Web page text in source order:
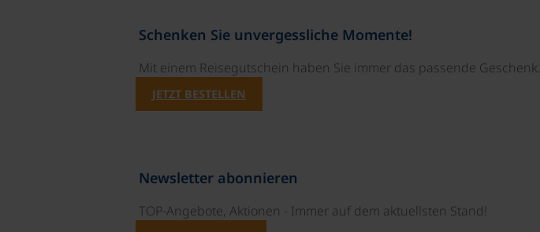
Schenken Sie unvergessliche Momente!
Mit einem Reisegutschein haben Sie immer das passende Geschenk.
JETZT BESTELLEN
Newsletter abonnieren
TOP-Angebote, Aktionen - Immer auf dem aktuellsten Stand!